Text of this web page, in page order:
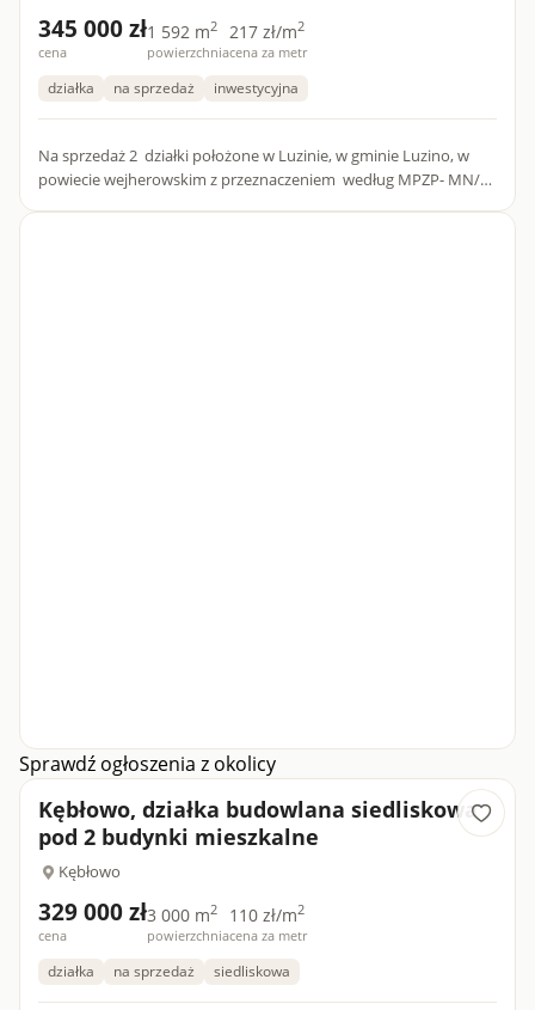
345 000 zł
cena
1 592 m2
powierzchnia
217 zł/m2
cena za metr
działka na sprzedaż inwestycyjna
Na sprzedaż 2 działki położone w Luzinie, w gminie Luzino, w
powiecie wejherowskim z przeznaczeniem według MPZP- MN/U
Sprawdź ogłoszenia z okolicy
Kębłowo, działka budowlana siedliskowa
pod 2 budynki mieszkalne
Kębłowo
329 000 zł
cena
3 000 m2
powierzchnia
110 zł/m2
cena za metr
działka na sprzedaż siedliskowa